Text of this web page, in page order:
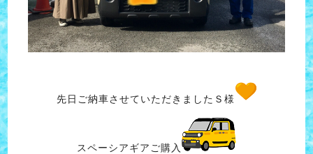
先日ご納車させていただきましたＳ様
スペーシアギアご購入